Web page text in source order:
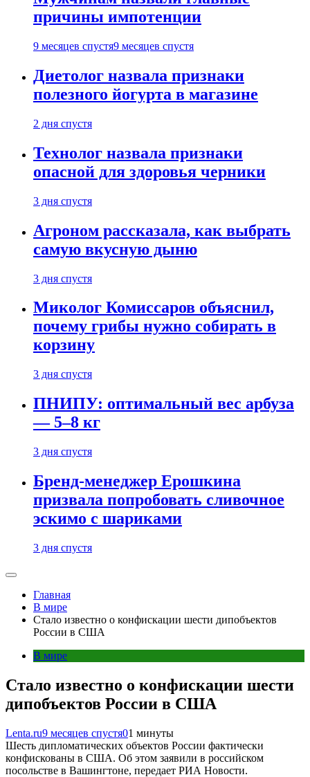
причины импотенции
9 месяцев спустя9 месяцев спустя
Диетолог назвала признаки
полезного йогурта в магазине
2 дня спустя
Технолог назвала признаки
опасной для здоровья черники
3 дня спустя
Агроном рассказала, как выбрать
самую вкусную дыню
3 дня спустя
Миколог Комиссаров объяснил,
почему грибы нужно собирать в
корзину
3 дня спустя
ПНИПУ: оптимальный вес арбуза
— 5–8 кг
3 дня спустя
Бренд-менеджер Ерошкина
призвала попробовать сливочное
эскимо с шариками
3 дня спустя
Главная
В мире
Стало известно о конфискации шести дипобъектов
России в США
В мире
Стало известно о конфискации шести
дипобъектов России в США
Lenta.ru9 месяцев спустя01 минуты
Шесть дипломатических объектов России фактически
конфискованы в США. Об этом заявили в российском
посольстве в Вашингтоне, передает РИА Новости.